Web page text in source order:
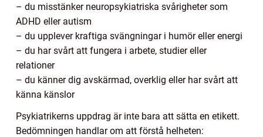
– du misstänker neuropsykiatriska svårigheter som
ADHD eller autism
– du upplever kraftiga svängningar i humör eller energi
– du har svårt att fungera i arbete, studier eller
relationer
– du känner dig avskärmad, overklig eller har svårt att
känna känslor
Psykiatrikerns uppdrag är inte bara att sätta en etikett.
Bedömningen handlar om att förstå helheten: